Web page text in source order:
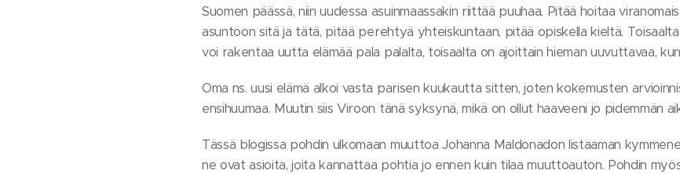
Suomen päässä, niin uudessa asuinmaassakin riittää puuhaa. Pitää hoitaa
asuntoon sitä ja tätä, pitää perehtyä yhteiskuntaan, pitää opiskella kieltä. Toisaalta
voi rakentaa uutta elämää pala palalta, toisaalta on ajoittain hieman uuvuttavaa,
Oma ns. uusi elämä alkoi vasta parisen kuukautta sitten, joten kokemusten
ensihuumaa. Muutin siis Viroon tänä syksynä, mikä on ollut haaveeni jo pidemmän
Tässä blogissa pohdin ulkomaan muuttoa Johanna Maldonadon listaaman
ne ovat asioita, joita kannattaa pohtia jo ennen kuin tilaa muuttoauton. Pohdin